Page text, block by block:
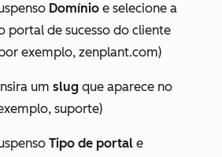
Domínio e selecione a
portal de sucesso do cliente
exemplo, zenplant.com)
um slug que aparece no
suporte)
Tipo de portal e